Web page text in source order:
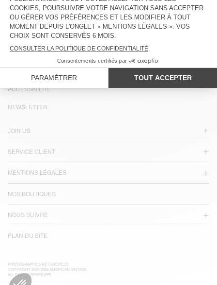
Tél. :(+33) 02 47 31 97 47
E-mail :contact@americanvintage-store.com
FRANCE
LANGUE :
ACCESSIBILITÉ
JOIN US
SERVICE CLIENT
MENTIONS LÉGALES
NOS BOUTIQUES
NOUS SUIVRE
PLAN DU SITE
NEWSLETTER
PHOTOGRAPHIES RETOUCHÉES
COPYRIGHT 2025-2026 AMERICAN VINTAGE
ALL RIGHTS RESERVED